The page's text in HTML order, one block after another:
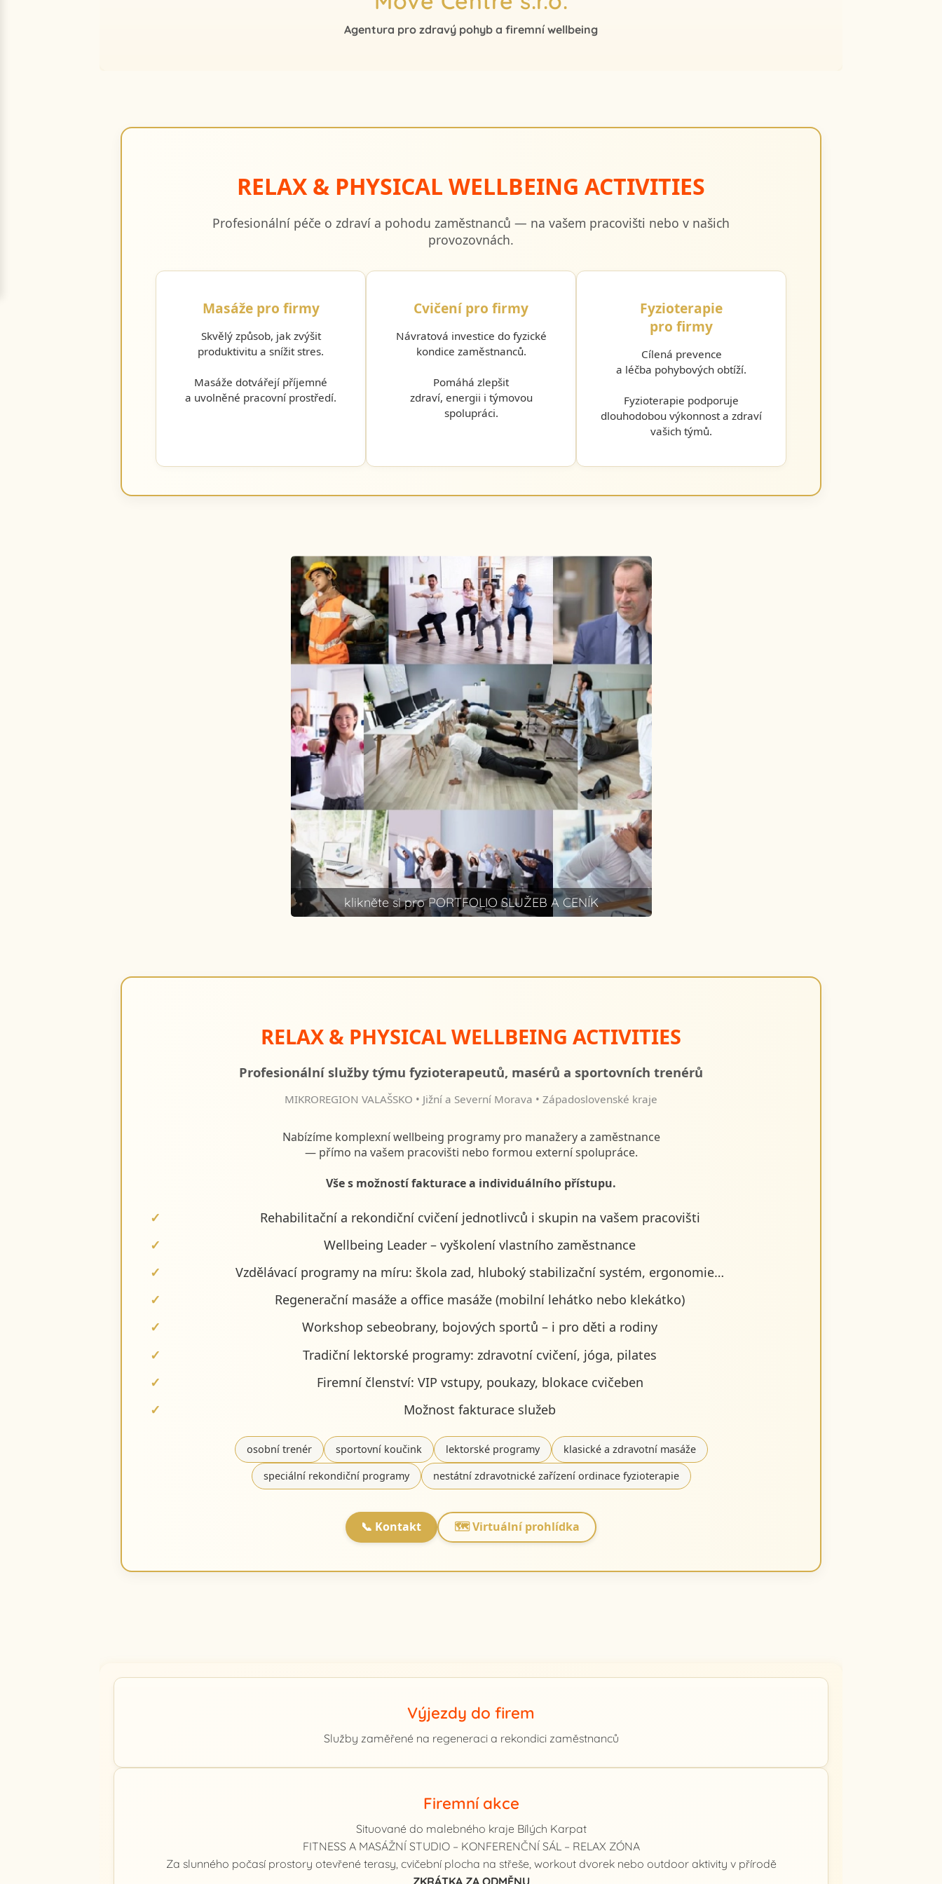
Agentura pro zdravý pohyb a firemní wellbeing
RELAX & PHYSICAL WELLBEING ACTIVITIES
Profesionální péče o zdraví a pohodu zaměstnanců — na vašem pracovišti nebo v našich
provozovnách.
Masáže pro firmy
Skvělý způsob, jak zvýšit
produktivitu a snížit stres.
Masáže dotvářejí příjemné
a uvolněné pracovní prostředí.
Cvičení pro firmy
Návratová investice do fyzické
kondice zaměstnanců.
Pomáhá zlepšit
zdraví, energii i týmovou
spolupráci.
Fyzioterapie
pro firmy
Cílená prevence
a léčba pohybových obtíží.
Fyzioterapie podporuje
dlouhodobou výkonnost a zdraví
vašich týmů.
klikněte si pro PORTFOLIO SLUŽEB A CENÍK
RELAX & PHYSICAL WELLBEING ACTIVITIES
Profesionální služby týmu fyzioterapeutů, masérů a sportovních trenérů
MIKROREGION VALAŠSKO • Jižní a Severní Morava • Západoslovenské kraje
Nabízíme komplexní wellbeing programy pro manažery a zaměstnance
— přímo na vašem pracovišti nebo formou externí spolupráce.
Vše s možností fakturace a individuálního přístupu.
Rehabilitační a rekondiční cvičení jednotlivců i skupin na vašem pracovišti
Wellbeing Leader – vyškolení vlastního zaměstnance
Vzdělávací programy na míru: škola zad, hluboký stabilizační systém, ergonomie…
Regenerační masáže a office masáže (mobilní lehátko nebo klekátko)
Workshop sebeobrany, bojových sportů – i pro děti a rodiny
Tradiční lektorské programy: zdravotní cvičení, jóga, pilates
Firemní členství: VIP vstupy, poukazy, blokace cvičeben
Možnost fakturace služeb
osobní trenér sportovní koučink lektorské programy
klasické a zdravotní masáže
speciální rekondiční programy
nestátní zdravotnické zařízení ordinace fyzioterapie
📞 Kontakt 🗺️ Virtuální prohlídka
Výjezdy do firem
Služby zaměřené na regeneraci a rekondici zaměstnanců
Firemní akce
Situované do malebného kraje Bílých Karpat
FITNESS A MASÁŽNÍ STUDIO – KONFERENČNÍ SÁL – RELAX ZÓNA
Za slunného počasí prostory otevřené terasy, cvičební plocha na střeše, workout dvorek nebo outdoor aktivity v přírodě
ZKRÁTKA ZA ODMĚNU